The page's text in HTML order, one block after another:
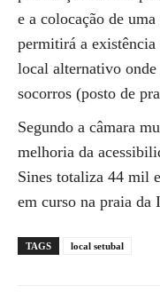
e a colocação de
permitirá a existência
local alternativo onde
socorros (posto de
Segundo a câmara
melhoria da
Sines totaliza 44 mil
em curso na praia da
TAGS local setubal